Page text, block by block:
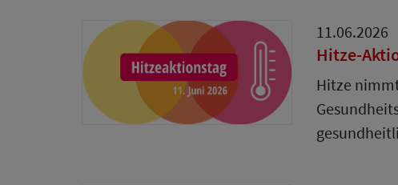
11.06.2026
Hitze-
Hitze